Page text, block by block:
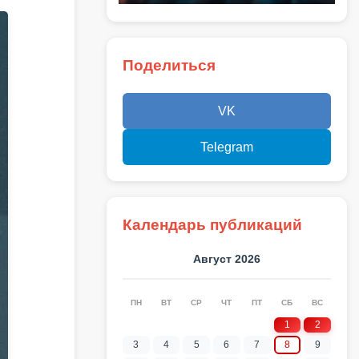
Поделиться
VK
Telegram
Календарь публикаций
Август 2026
ПН ВТ СР ЧТ ПТ СБ ВС
1
2
3
4 5 6 7 8 9